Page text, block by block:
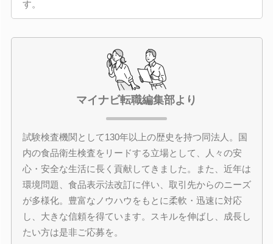
す。
マイナビ転職編集部より
試験検査機関として130年以上の歴史を持つ同法人。国
内の食品衛生検査をリードする立場として、人々の安
心・安全な生活に長く貢献してきました。また、近年は
環境問題、食品表示法改訂に伴い、取引先からのニーズ
が多様化。豊富なノウハウをもとに柔軟・迅速に対応
し、大きな信頼を得ています。スキルを伸ばし、成長し
たい方は是非ご応募を。